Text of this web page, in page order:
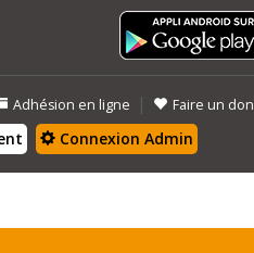
Adhésion en ligne | Faire un don
Connexion Admin